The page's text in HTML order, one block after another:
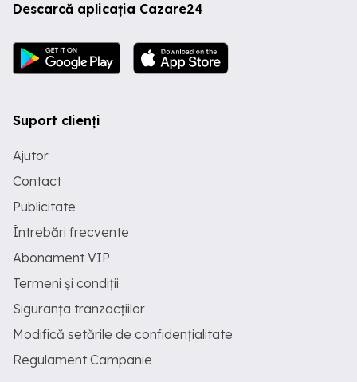
Descarcă aplicația Cazare24
Suport clienți
Ajutor
Contact
Publicitate
Întrebări frecvente
Abonament VIP
Termeni și condiții
Siguranța tranzacțiilor
Modifică setările de confidențialitate
Regulament Campanie